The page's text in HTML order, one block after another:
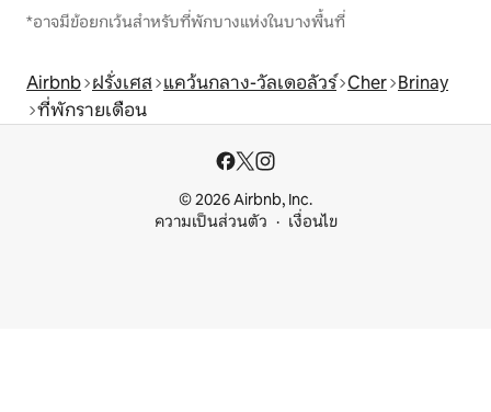
*อาจมีข้อยกเว้นสำหรับที่พักบางแห่งในบางพื้นที่
Airbnb ฝรั่งเศส แคว้นกลาง-วัลเดอลัวร์ Cher Brinay
ที่พักรายเดือน
© 2026 Airbnb, Inc.
ความเป็นส่วนตัว
เงื่อนไข